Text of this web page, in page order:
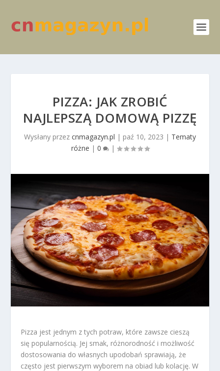
PIZZA: JAK ZROBIĆ
NAJLEPSZĄ DOMOWĄ PIZZĘ
Wysłany przez cnmagazyn.pl | paź 10, 2023 | Tematy
różne | 0 |
Pizza jest jednym z tych potraw, które zawsze cieszą
się popularnością. Jej smak, różnorodność i możliwość
dostosowania do własnych upodobań sprawiają, że
często jest pierwszym wyborem na obiad lub kolację. W